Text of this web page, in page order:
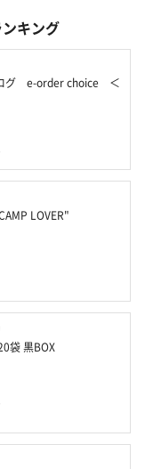
キング
グ　e-order choice　＜
LOVER"
袋 黒BOX